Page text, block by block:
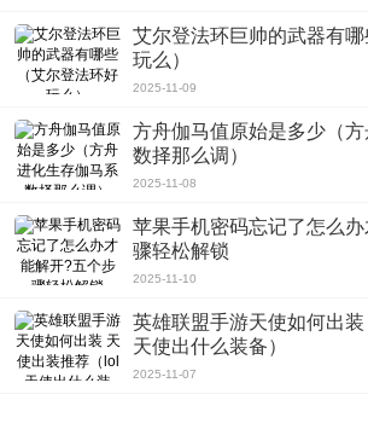
艾尔登法环巨帅的武器有
玩么）
2025-11-09
方舟伽马值原始是多少（
数择那么调）
2025-11-08
苹果手机密码忘记了怎么
骤轻松解锁
2025-11-10
英雄联盟手游天使如何出
天使出什么装备）
2025-11-07